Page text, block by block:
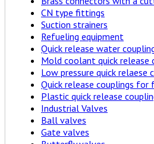
CN type fittings
Suction strainers
Refueling equipment
Quick release water
Mold coolant quick release
Low pressure quick relaese
Quick release couplings for
Plastic quick release
Industrial Valves
Ball valves
Gate valves